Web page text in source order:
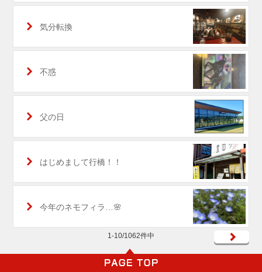
気分転換
不惑
父の日
はじめまして行橋！！
今年のネモフィラ…🌸
1-10/1062件中